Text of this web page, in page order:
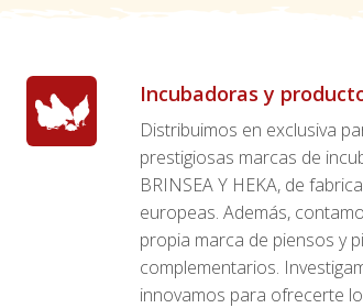
Incubadoras y
Distribuimos en exclusiva
prestigiosas marcas de
BRINSEA Y HEKA, de
europeas. Además,
propia marca de piensos y
complementarios.
innovamos para ofrecerte